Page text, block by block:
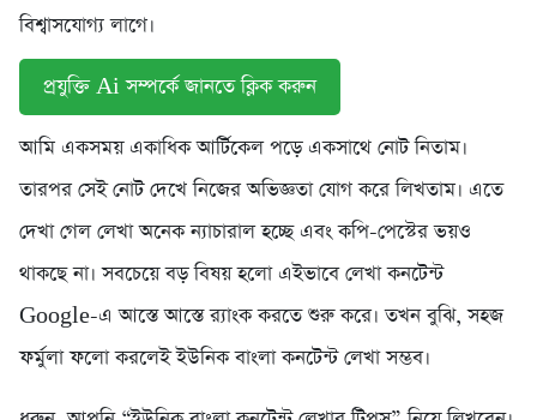
বিশ্বাসযোগ্য লাগে।
প্রযুক্তি Ai সম্পর্কে জানতে ক্লিক করুন
আমি একসময় একাধিক আর্টিকেল পড়ে একসাথে নোট নিতাম।
তারপর সেই নোট দেখে নিজের অভিজ্ঞতা যোগ করে লিখতাম। এতে
দেখা গেল লেখা অনেক ন্যাচারাল হচ্ছে এবং কপি-পেস্টের ভয়ও
থাকছে না। সবচেয়ে বড় বিষয় হলো এইভাবে লেখা কনটেন্ট
Google-এ আস্তে আস্তে র‍্যাংক করতে শুরু করে। তখন বুঝি, সহজ
ফর্মুলা ফলো করলেই ইউনিক বাংলা কনটেন্ট লেখা সম্ভব।